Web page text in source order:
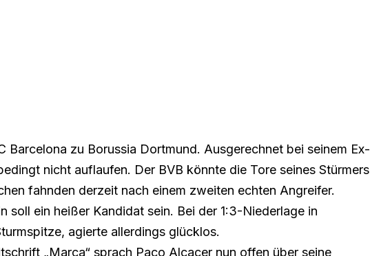
Barcelona zu Borussia Dortmund. Ausgerechnet bei seinem Ex-
nicht auflaufen. Der BVB könnte die Tore seines Stürmers
fahnden derzeit nach einem zweiten echten Angreifer.
soll ein heißer Kandidat sein. Bei der 1:3-Niederlage in
agierte allerdings glücklos.
„Marca“ sprach Paco Alcacer nun offen über seine